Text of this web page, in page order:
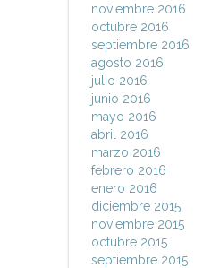
noviembre 2016
octubre 2016
septiembre 2016
agosto 2016
julio 2016
junio 2016
mayo 2016
abril 2016
marzo 2016
febrero 2016
enero 2016
diciembre 2015
noviembre 2015
octubre 2015
septiembre 2015